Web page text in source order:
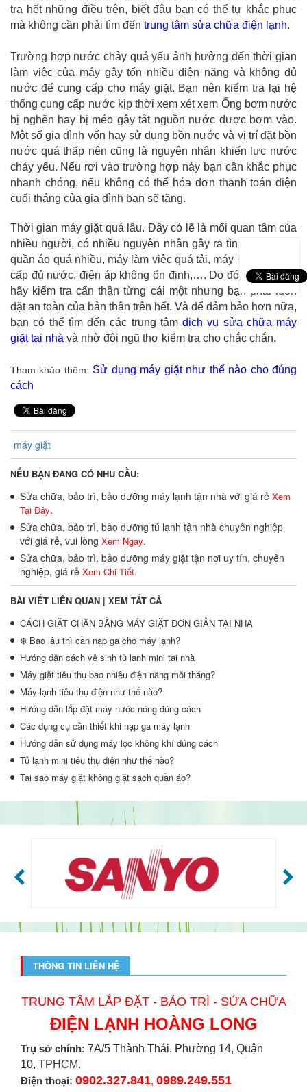
tra hết những điều trên, biết đâu bạn có thể tự khắc phục
mà không cần phải tìm đến trung tâm sửa chữa điện lạnh.
Trường hợp nước chảy quá yếu ảnh hưởng đến thời gian
làm việc của máy gây tốn nhiều điện năng và không đủ
nước để cung cấp cho máy giặt. Bạn nên kiểm tra lại hệ
thống cung cấp nước kịp thời xem xét xem Ống bơm nước
bị nghẽn hay bị méo gây tắt nguồn nước được bơm vào.
Một số gia đình vốn hay sử dụng bồn nước và vị trí đặt bồn
nước quá thấp nên cũng là nguyên nhân khiến lực nước
chảy yếu. Nếu rơi vào trường hợp này bạn cần khắc phục
nhanh chóng, nếu không có thể hóa đơn thanh toán điện
cuối tháng của gia đình bạn sẽ tăng.
Thời gian máy giặt quá lâu. Đây có lẽ là mối quan tâm của
nhiều người, có nhiều nguyên nhân gây ra tình trạng trên:
quần áo quá nhiều, máy làm việc quá tải, máy không được
cấp đủ nước, điện áp không ổn định,…. Do đó, nếu có thể
hãy kiểm tra cẩn thận từng cái một nhưng bạn phải luôn
đặt an toàn của bản thân trên hết. Và để đảm bảo hơn nữa,
bạn có thể tìm đến các trung tâm dịch vụ sửa chữa máy
giặt tại nhà và nhờ đội ngũ thợ kiểm tra cho chắc chắn.
Tham khảo thêm: Sử dụng máy giặt như thế nào cho đúng
cách
máy giặt
NẾU BẠN ĐANG CÓ NHU CẦU:
Sửa chữa, bảo trì, bảo dưỡng máy lạnh tận nhà với giá rẻ Xem
Tại Đây.
Sửa chữa, bảo trì, bảo dưỡng tủ lạnh tận nhà chuyên nghiệp
với giá rẻ, vui lòng Xem Ngay.
Sửa chữa, bảo trì, bảo dưỡng máy giặt tận nơi uy tín, chuyên
nghiệp, giá rẻ Xem Chi Tiết.
BÀI VIẾT LIÊN QUAN | XEM TẤT CẢ
CÁCH GIẶT CHĂN BẰNG MÁY GIẶT ĐƠN GIẢN TẠI NHÀ
❄️ Bao lâu thì cần nạp ga cho máy lạnh?
Hướng dẫn cách vệ sinh tủ lạnh mini tại nhà
Máy giặt tiêu thụ bao nhiêu điện năng mỗi tháng?
Máy lạnh tiêu thụ điện như thế nào?
Hướng dẫn lắp đặt máy nước nóng đúng cách
Các dụng cụ cần thiết khi nạp ga máy lạnh
Hướng dẫn sử dụng máy lọc không khí đúng cách
Tủ lạnh mini tiêu thụ điện như thế nào?
Tại sao máy giặt không giặt sạch quần áo?
THÔNG TIN LIÊN HỆ
TRUNG TÂM LẮP ĐẶT - BẢO TRÌ - SỬA CHỮA
ĐIỆN LẠNH HOÀNG LONG
Trụ sở chính: 7A/5 Thành Thái, Phường 14, Quận
10, TPHCM.
Điện thoại: 0902.327.841, 0989.249.551